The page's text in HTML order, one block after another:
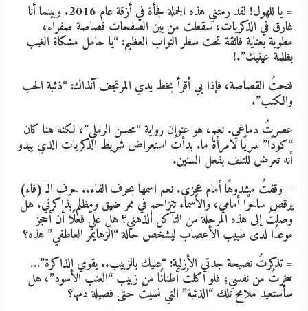
= يا للهول! لقد رمتني هذه الجملة فجأة في أزقة عام 2016. وبينما أنا
في الذكريات، سقطت من بين الصفحات قصاصة صفراء،
بعناية فائقة تحت سطر النواب العظيم: “يا حامل مشكاة الغيب
عينيك”.!
القصاصة، فإذا بي أقرأ بخط يدي المرتجف آنذاك: “ذئبة الحب
دماغي. نعم، هو عنوان رواية “محسن الرملي”، لكنه هنا كان
سريًا لامرأة ما. بدأتُ استعراض شريط الذكريات الذي يبدو
تعرض للتلف بفعل السنين.
وقفتُ مشدوهًا أمام عجزي. نعم اسمها بحرف الفاء.. حرف الـ (فاء)
ساخرًا أمامي، والأسماء تتزاحم في ممر ضيق ومظلم بذاكرتي. هل
إلى هذه المرحلة من التآكل الذهني؟ هل عليّ فعلًا أن أحجز
لدى طبيب الأعصاب ليشخص حالة “الزهايمر العاطفي” هذه؟
تذكرتُ نصيحة جدتي الأزلية: “عليك بالزبيب.. يقوي الذاكرة”…
من نفسي؛ فلو أكلتُ أطنانًا من زبيب “العنب الأسود”، هل
ملامح تلك “الذئبة” التي نسيتُ حتى فصيلة دمها؟